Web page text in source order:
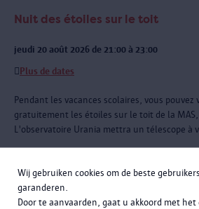
Wij gebruiken cookies om de beste
garanderen.
Door te aanvaarden, gaat u akkoord met het
Nuit des étoiles sur le toit
jeudi 20 août 2026 de 21:00 à 23:00
Plus de dates
Pendant les vacances scolaires, vous pouvez
gratuitement les étoiles sur le toit de la MAS,
L'observatoire Urania mettra un télescope à